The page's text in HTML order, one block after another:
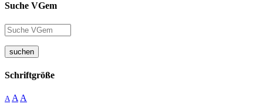
Suche VGem
suchen
Schriftgröße
A A A